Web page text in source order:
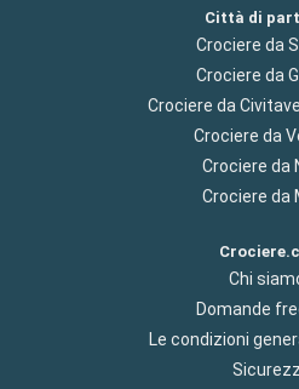
Città di
Crociere da
Crociere da
Crociere da
Crociere da
Crociere da
Crociere da
Chi
Domande
Le condizioni